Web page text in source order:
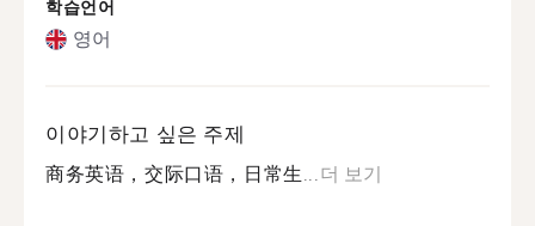
학습언어
영어
이야기하고 싶은 주제
商务英语，交际口语，日常生...더 보기